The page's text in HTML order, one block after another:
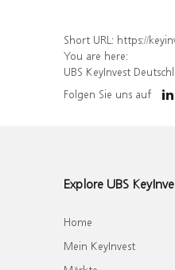
Short URL: https://keyinvest-
You are here:
UBS KeyInvest
Folgen Sie uns auf
Explore UBS
Home
Mein KeyInvest